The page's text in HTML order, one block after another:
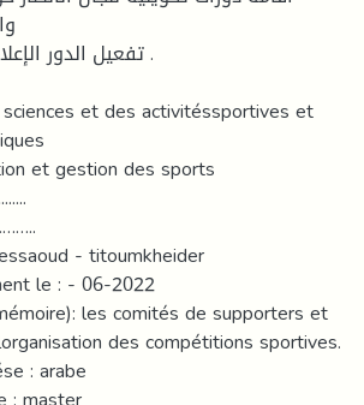
et des activitéssportives et
et gestion des sports
- titoumkheider
le : - 06-2022
les comités de supporters et
des compétitions sportives.
: arabe